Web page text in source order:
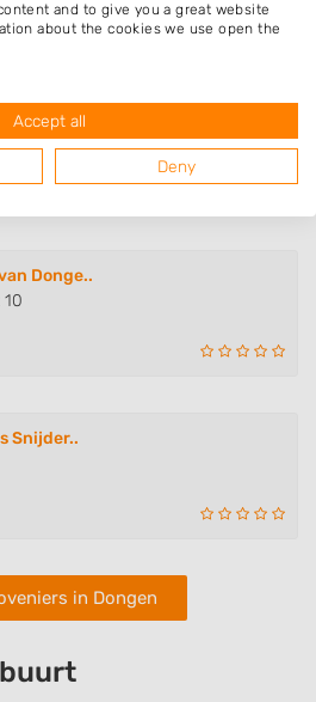
Wim van..
Donge..
Snijder..
in Dongen
and to give you a great website
about the cookies we use open the
Accept all
Deny